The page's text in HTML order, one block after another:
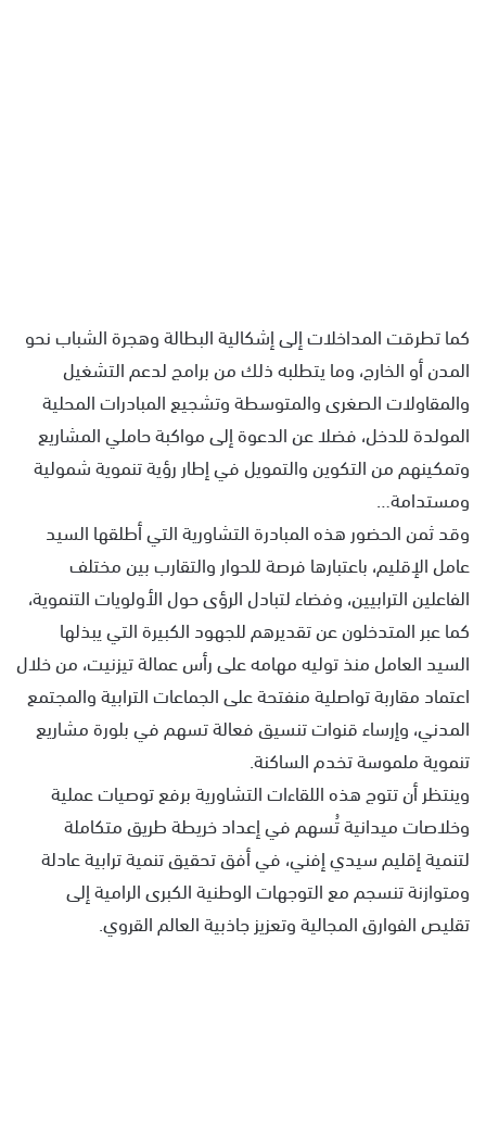
كما تطرقت المداخلات إلى إشكالية البطالة وهجرة الشباب نحو
المدن أو الخارج، وما يتطلبه ذلك من برامج لدعم التشغيل
والمقاولات الصغرى والمتوسطة وتشجيع المبادرات المحلية
المولدة للدخل، فضلا عن الدعوة إلى مواكبة حاملي المشاريع
وتمكينهم من التكوين والتمويل في إطار رؤية تنموية شمولية
ومستدامة…
وقد ثمن الحضور هذه المبادرة التشاورية التي أطلقها السيد
عامل الإقليم، باعتبارها فرصة للحوار والتقارب بين مختلف
الفاعلين الترابيين، وفضاء لتبادل الرؤى حول الأولويات التنموية،
كما عبر المتدخلون عن تقديرهم للجهود الكبيرة التي يبذلها
السيد العامل منذ توليه مهامه على رأس عمالة تيزنيت، من خلال
اعتماد مقاربة تواصلية منفتحة على الجماعات الترابية والمجتمع
المدني، وإرساء قنوات تنسيق فعالة تسهم في بلورة مشاريع
تنموية ملموسة تخدم الساكنة.
وينتظر أن تتوج هذه اللقاءات التشاورية برفع توصيات عملية
وخلاصات ميدانية تُسهم في إعداد خريطة طريق متكاملة
لتنمية إقليم سيدي إفني، في أفق تحقيق تنمية ترابية عادلة
ومتوازنة تنسجم مع التوجهات الوطنية الكبرى الرامية إلى
تقليص الفوارق المجالية وتعزيز جاذبية العالم القروي.